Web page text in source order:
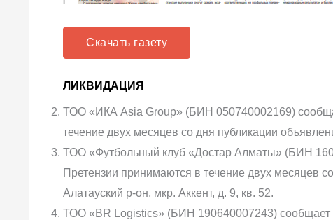
Скачать газету
ЛИКВИДАЦИЯ
ТОО «ИКА Asia Group» (БИН 050740002169)
течение двух месяцев со дня публикации
ТОО «Футбольный клуб «Достар Алматы» (БИН
Претензии принимаются в течение двух месяцев
Алатауский р-он, мкр. Аккент, д. 9, кв. 52.
ТОО «BR Logistics» (БИН 190640007243) сообщает